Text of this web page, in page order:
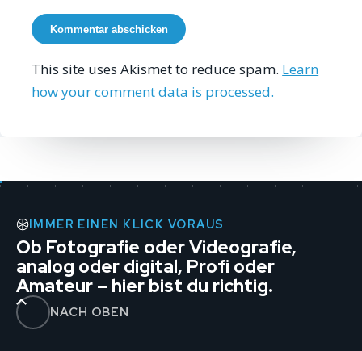
This site uses Akismet to reduce spam. Learn
how your comment data is processed.
IMMER EINEN KLICK VORAUS
Ob Fotografie oder Videografie,
analog oder digital, Profi oder
Amateur – hier bist du richtig.
NACH OBEN